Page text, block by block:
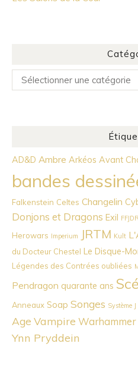
Catégories
AD&D Ambre Arkéos Avant
bandes
Falkenstein Celtes Changelin
Donjons et Dragons Exil
Herowars Imperium JRTM Kult
du Docteur Chestel Le Disque-
Légendes des Contrées oubliées
Pendragon quarante ans
Anneaux Soap Songes Système J
Age Vampire Warhammer
Ynn Pryddein